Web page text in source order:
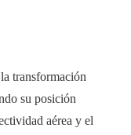
transformación
su posición
aérea y el